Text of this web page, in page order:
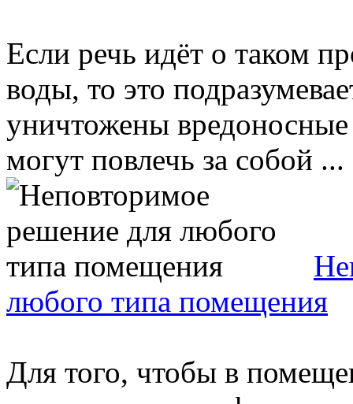
Если речь идёт о таком
воды, то это
уничтожены
могут повлечь за собой ...
любого типа помещения
Для того, чтобы в